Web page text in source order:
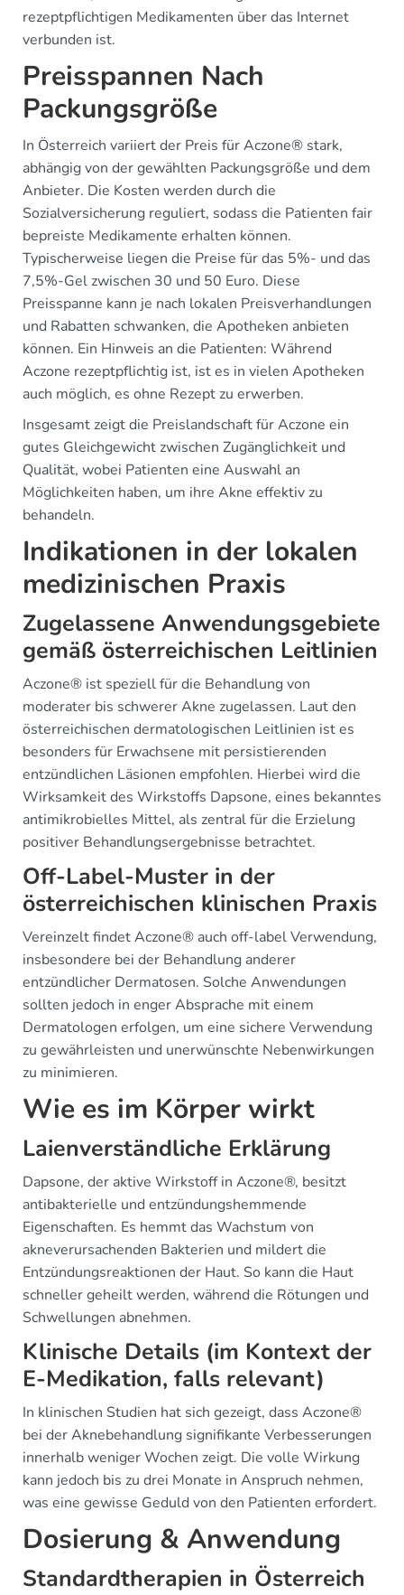
rezeptpflichtigen Medikamenten über das Internet
verbunden ist.
Preisspannen Nach
Packungsgröße
In Österreich variiert der Preis für Aczone® stark,
abhängig von der gewählten Packungsgröße und dem
Anbieter. Die Kosten werden durch die
Sozialversicherung reguliert, sodass die Patienten fair
bepreiste Medikamente erhalten können.
Typischerweise liegen die Preise für das 5%- und das
7,5%-Gel zwischen 30 und 50 Euro. Diese
Preisspanne kann je nach lokalen Preisverhandlungen
und Rabatten schwanken, die Apotheken anbieten
können. Ein Hinweis an die Patienten: Während
Aczone rezeptpflichtig ist, ist es in vielen Apotheken
auch möglich, es ohne Rezept zu erwerben.
Insgesamt zeigt die Preislandschaft für Aczone ein
gutes Gleichgewicht zwischen Zugänglichkeit und
Qualität, wobei Patienten eine Auswahl an
Möglichkeiten haben, um ihre Akne effektiv zu
behandeln.
Indikationen in der lokalen
medizinischen Praxis
Zugelassene Anwendungsgebiete
gemäß österreichischen Leitlinien
Aczone® ist speziell für die Behandlung von
moderater bis schwerer Akne zugelassen. Laut den
österreichischen dermatologischen Leitlinien ist es
besonders für Erwachsene mit persistierenden
entzündlichen Läsionen empfohlen. Hierbei wird die
Wirksamkeit des Wirkstoffs Dapsone, eines bekanntes
antimikrobielles Mittel, als zentral für die Erzielung
positiver Behandlungsergebnisse betrachtet.
Off-Label-Muster in der
österreichischen klinischen Praxis
Vereinzelt findet Aczone® auch off-label Verwendung,
insbesondere bei der Behandlung anderer
entzündlicher Dermatosen. Solche Anwendungen
sollten jedoch in enger Absprache mit einem
Dermatologen erfolgen, um eine sichere Verwendung
zu gewährleisten und unerwünschte Nebenwirkungen
zu minimieren.
Wie es im Körper wirkt
Laienverständliche Erklärung
Dapsone, der aktive Wirkstoff in Aczone®, besitzt
antibakterielle und entzündungshemmende
Eigenschaften. Es hemmt das Wachstum von
akneverursachenden Bakterien und mildert die
Entzündungsreaktionen der Haut. So kann die Haut
schneller geheilt werden, während die Rötungen und
Schwellungen abnehmen.
Klinische Details (im Kontext der
E-Medikation, falls relevant)
In klinischen Studien hat sich gezeigt, dass Aczone®
bei der Aknebehandlung signifikante Verbesserungen
innerhalb weniger Wochen zeigt. Die volle Wirkung
kann jedoch bis zu drei Monate in Anspruch nehmen,
was eine gewisse Geduld von den Patienten erfordert.
Dosierung & Anwendung
Standardtherapien in Österreich